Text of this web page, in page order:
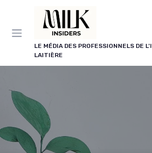
LE MÉDIA DES PROFESSIONNELS DE
LAITIÈRE